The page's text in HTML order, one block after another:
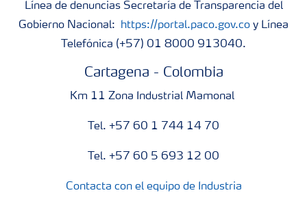
Línea de denuncias Secretaría de Transparencia del
Gobierno Nacional:
https://portal.paco.gov.co y Línea
Telefónica (+57) 01 8000 913040.
Cartagena - Colombia
Km 11 Zona Industrial Mamonal
Tel. +57 60 1 744 14 70
Tel. +57 60 5 693 12 00
Contacta con el equipo de Industria